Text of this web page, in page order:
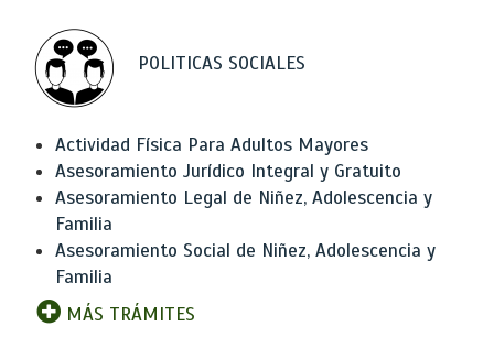
POLITICAS SOCIALES
Actividad Física Para Adultos Mayores
Asesoramiento Jurídico Integral y Gratuito
Asesoramiento Legal de Niñez, Adolescencia y
Familia
Asesoramiento Social de Niñez, Adolescencia y
Familia
MÁS TRÁMITES